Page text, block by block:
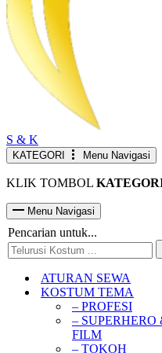
S & K
KATEGORI Menu Navigasi
KLIK TOMBOL
Menu Navigasi
Pencarian untuk...
ATURAN SEWA
KOSTUM TEMA
– PROFESI
– SUPERHERO
FILM
– TOKOH